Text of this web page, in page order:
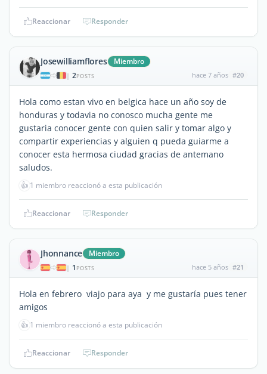
Reaccionar Responder
Josewilliamflores Miembro
| 2POSTS hace 7 años #20
Hola como estan vivo en belgica hace un año soy de
honduras y todavia no conosco mucha gente me
gustaria conocer gente con quien salir y tomar algo y
compartir experiencias y alguien q pueda guiarme a
conocer esta hermosa ciudad gracias de antemano
saludos.
👍 1 miembro reaccionó a esta publicación
Reaccionar Responder
Jhonnance Miembro
| 1 POSTS hace 5 años #21
Hola en febrero viajo para aya y me gustaría pues tener
amigos
👍 1 miembro reaccionó a esta publicación
Reaccionar Responder